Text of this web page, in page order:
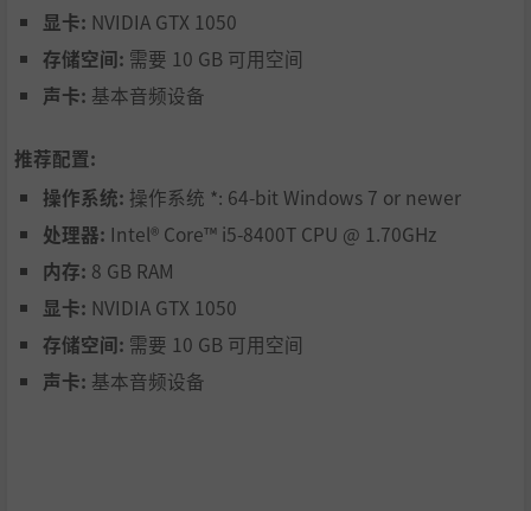
显卡: NVIDIA GTX 1050
存储空间: 需要 10 GB 可用空间
声卡: 基本音频设备
推荐配置:
操作系统: 操作系统 *: 64-bit Windows 7 or newer
处理器: Intel® Core™ i5-8400T CPU @ 1.70GHz
内存: 8 GB RAM
显卡: NVIDIA GTX 1050
存储空间: 需要 10 GB 可用空间
声卡: 基本音频设备